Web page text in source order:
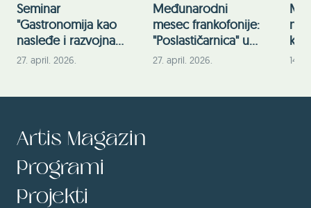
Seminar
"Gastronomija kao
nasleđe i razvojna
šansa" na Srebrnom
27. april. 2026.
Međunarodni
mesec frankofonije:
"Poslastičarnica" u
Kulturnoj stanici
27. april. 2026. 14.
Artis Magazin
Programi
Projekti